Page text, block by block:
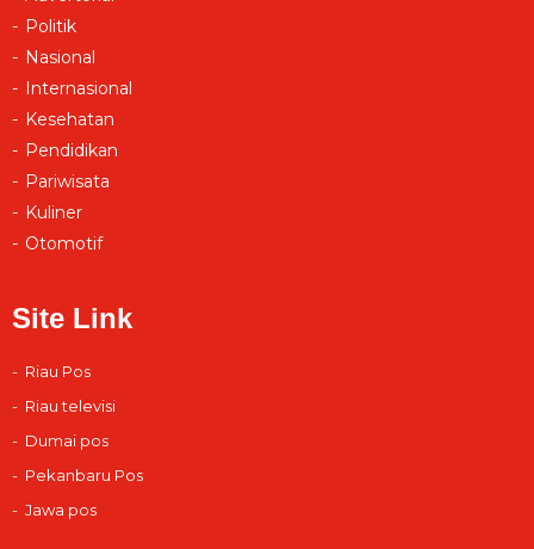
Politik
Nasional
Internasional
Kesehatan
Pendidikan
Pariwisata
Kuliner
Otomotif
Site Link
Riau Pos
Riau televisi
Dumai pos
Pekanbaru Pos
Jawa pos